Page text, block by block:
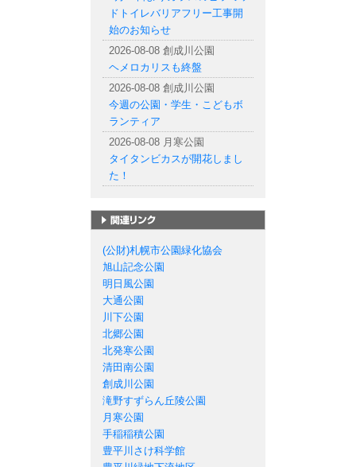
ドトイレバリアフリー工事開
始のお知らせ
2026-08-08 創成川公園
ヘメロカリスも終盤
2026-08-08 創成川公園
今週の公園・学生・こどもボ
ランティア
2026-08-08 月寒公園
タイタンビカスが開花しまし
た！
(公財)札幌市公園緑化協会
旭山記念公園
明日風公園
大通公園
川下公園
北郷公園
北発寒公園
清田南公園
創成川公園
滝野すずらん丘陵公園
月寒公園
手稲稲積公園
豊平川さけ科学館